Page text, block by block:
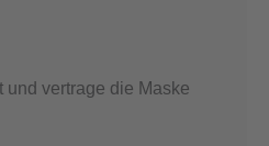
und vertrage die Maske